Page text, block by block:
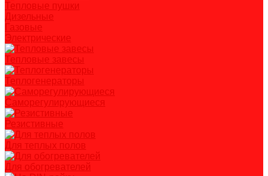
Тепловые пушки
Дизельные
Газовые
Электрические
Тепловые завесы
Теплогенераторы
Саморегулирующиеся
Резистивные
Для теплых полов
Для обогревателей